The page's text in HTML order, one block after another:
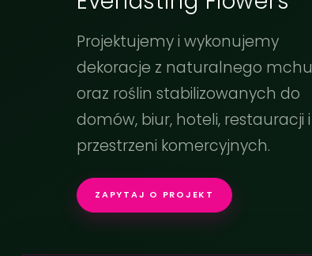
Projektujemy i wykonujemy
dekoracje z naturalnego mchu
oraz roślin stabilizowanych do
domów, biur, hoteli, restauracji i
przestrzeni komercyjnych.
ZAPYTAJ O PROJEKT